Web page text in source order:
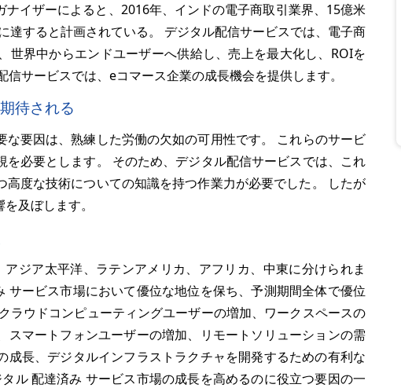
イザーによると、2016年、インドの電子商取引業界、15億米
達すると計画されている。 デジタル配信サービスでは、電子商
界中からエンドユーザーへ供給し、売上を最大化し、ROIを
サービスでは、eコマース企業の成長機会を提供します。
待される
要因は、熟練した労働の欠如の可用性です。 これらのサービ
必要とします。 そのため、デジタル配信サービスでは、これ
度な技術についての知識を持つ作業力が必要でした。 したが
及ぼします。
ジア太平洋、ラテンアメリカ、アフリカ、中東に分けられま
ービス市場において優位な地位を保ち、予測期間全体で優位
ラウドコンピューティングユーザーの増加、ワークスペースの
マートフォンユーザーの増加、リモートソリューションの需
長、デジタルインフラストラクチャを開発するための有利な
ル 配達済み サービス市場の成長を高めるのに役立つ要因の一